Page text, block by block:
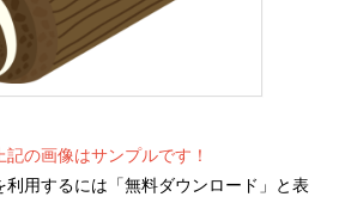
記の画像はサンプルです！
利用するには「無料ダウンロード」と表